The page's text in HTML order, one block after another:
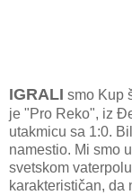
IGRALI smo Kup
je "Pro Reko", iz
utakmicu sa 1:0.
namestio. Mi smo
svetskom
karakterističan, da